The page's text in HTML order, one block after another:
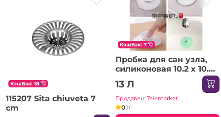
КэшБэк: 18
115207 Sita chiuveta 7
cm
КэшБэк: 7
Пробка для сан узла,
силиконовая 10.2 x 10.2
x 2.5 см
13 Л
Продавец: Telemarket
0(0)